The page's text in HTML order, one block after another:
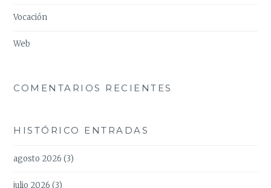
Vocación
Web
COMENTARIOS RECIENTES
HISTÓRICO ENTRADAS
agosto 2026 (3)
julio 2026 (3)